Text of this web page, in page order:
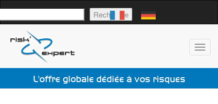
Recherche
L'offre globale dédiée à vos risques